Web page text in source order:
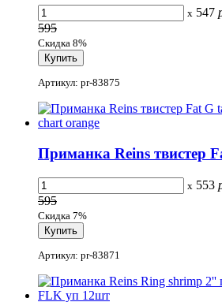
x 547
595
Скидка 8%
Артикул: pr-83875
Приманка Reins твистер
x 553
595
Скидка 7%
Артикул: pr-83871